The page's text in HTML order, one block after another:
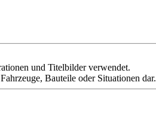
und Titelbilder verwendet.
Bauteile oder Situationen dar.